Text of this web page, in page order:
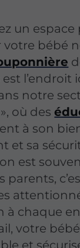
un espace
bébé
l’endroit
notre
où des
à son
et sa
est
parents,
à chaque
votre
et